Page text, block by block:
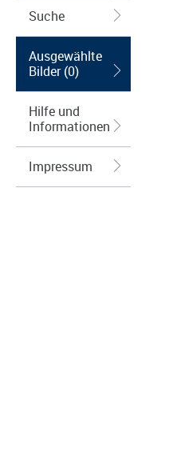
Suche
Ausgewählte
Bilder (0)
Hilfe und
Informationen
Impressum